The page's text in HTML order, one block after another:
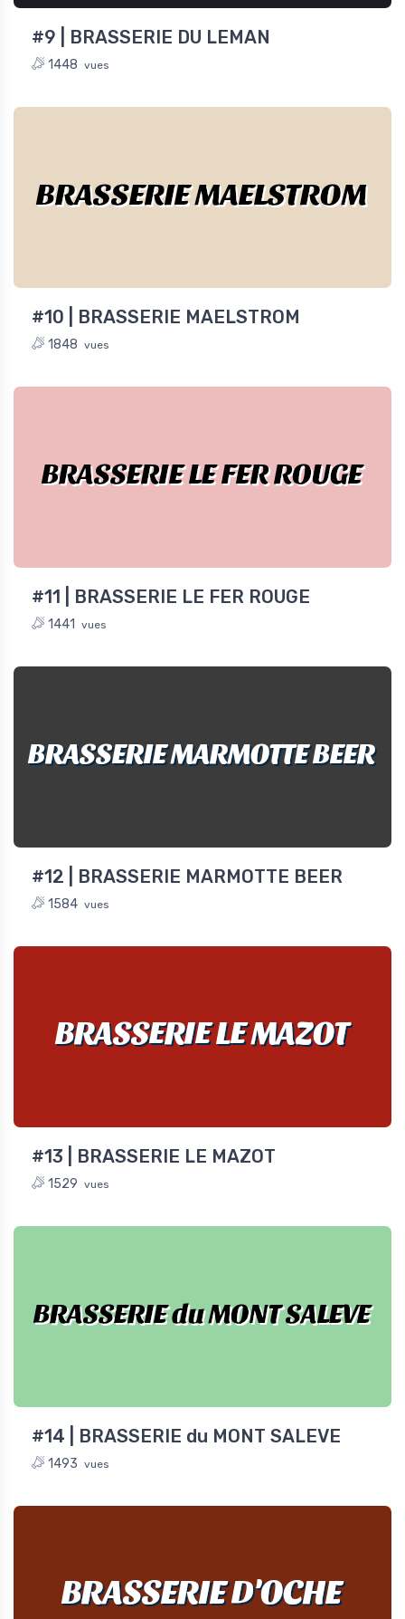
#9 | BRASSERIE DU LEMAN
1448 vues
BRASSERIE MAELSTROM
#10 | BRASSERIE MAELSTROM
1848 vues
BRASSERIE LE FER ROUGE
#11 | BRASSERIE LE FER ROUGE
1441 vues
BRASSERIE MARMOTTE BEER
#12 | BRASSERIE MARMOTTE BEER
1584 vues
BRASSERIE LE MAZOT
#13 | BRASSERIE LE MAZOT
1529 vues
BRASSERIE du MONT SALEVE
#14 | BRASSERIE du MONT SALEVE
1493 vues
BRASSERIE D'OCHE